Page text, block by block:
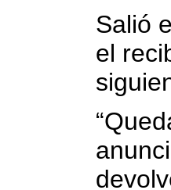
Salió
el